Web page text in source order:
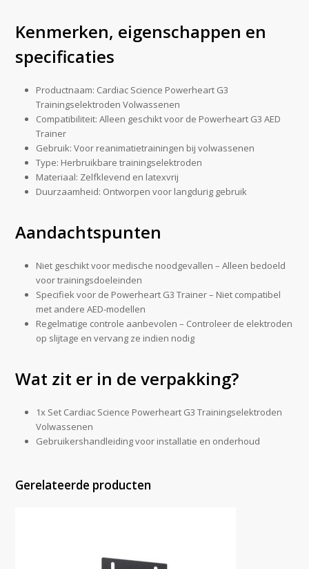
Kenmerken, eigenschappen en
specificaties
Productnaam: Cardiac Science Powerheart G3
Trainingselektroden Volwassenen
Compatibiliteit: Alleen geschikt voor de Powerheart G3 AED
Trainer
Gebruik: Voor reanimatietrainingen bij volwassenen
Type: Herbruikbare trainingselektroden
Materiaal: Zelfklevend en latexvrij
Duurzaamheid: Ontworpen voor langdurig gebruik
Aandachtspunten
Niet geschikt voor medische noodgevallen – Alleen bedoeld
voor trainingsdoeleinden
Specifiek voor de Powerheart G3 Trainer – Niet compatibel
met andere AED-modellen
Regelmatige controle aanbevolen – Controleer de elektroden
op slijtage en vervang ze indien nodig
Wat zit er in de verpakking?
1x Set Cardiac Science Powerheart G3 Trainingselektroden
Volwassenen
Gebruikershandleiding voor installatie en onderhoud
Gerelateerde producten